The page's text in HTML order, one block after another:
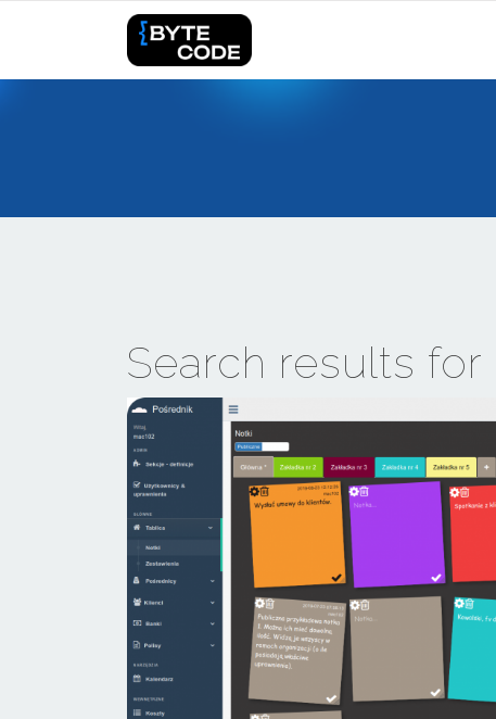
Search results for